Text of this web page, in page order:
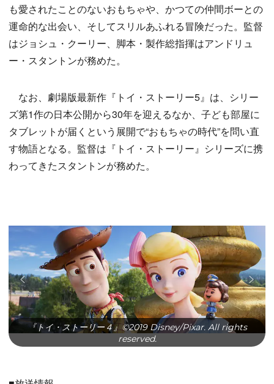
も愛されたことのないおもちゃや、かつての仲間ボーとの
運命的な出会い、そしてスリルあふれる冒険だった。監督
はジョシュ・クーリー、脚本・製作総指揮はアンドリュ
ー・スタントンが務めた。
なお、劇場版最新作『トイ・ストーリー5』は、シリー
ズ第1作の日本公開から30年を迎えるなか、子ども部屋に
タブレットが届くという展開で“おもちゃの時代”を問い直
す物語となる。監督は『トイ・ストーリー』シリーズに携
わってきたスタントンが務めた。
『トイ・ストーリー４』©2019 Disney/Pixar. All rights
reserved.